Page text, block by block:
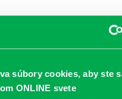
súbory cookies, aby ste
ONLINE svete
Audioknihy v
knižnice